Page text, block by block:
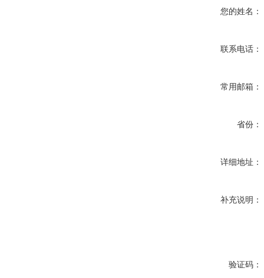
您的姓名：
联系电话：
常用邮箱：
省份：
详细地址：
补充说明：
验证码：